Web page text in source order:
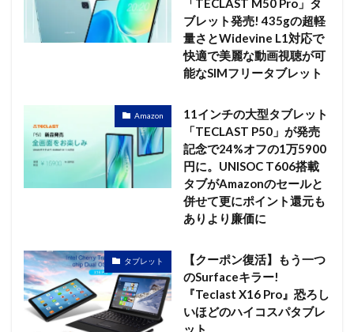
「TECLAST M50 Pro」タ
ブレット発売! 435gの超軽
量さとWidevine L1対応で
快適で美麗な動画視聴が可
能なSIMフリータブレット
Amazon
11インチの大型タブレット
「TECLAST P50」が発売
記念で24%オフの1万5900
円に。UNISOC T606搭載
タブがAmazonのセールと
併せて更にポイント還元も
ありより廉価に
タブレット
【クーポン復活】もう一つ
のSurfaceキラー!
『Teclast X16 Pro』恐ろし
いほどのハイコスパタブレ
ット